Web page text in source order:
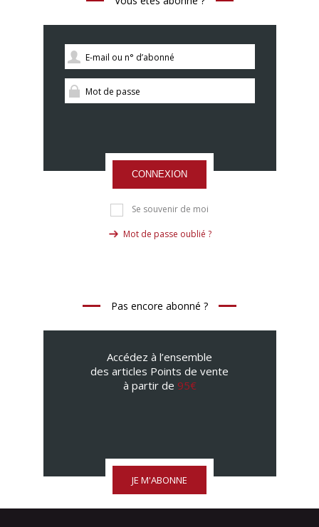
CONNEXION
Se souvenir de moi
Mot de passe oublié ?
Pas encore abonné ?
Accédez à l’ensemble
des articles Points de vente
à partir de 95€
JE M'ABONNE